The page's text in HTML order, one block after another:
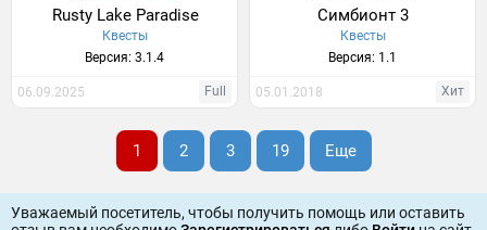
Rusty Lake Paradise
Квесты
Версия: 3.1.4
06.09.2025 Full
Симбионт 3
Квесты
Версия: 1.1
05.01.2018 Хит
1 2 3 19 Еще
Уважаемый посетитель, чтобы получить помощь или оставить